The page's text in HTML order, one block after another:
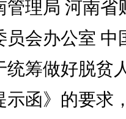
管理局 河南省
员会办公室 中
统筹做好脱贫
示函》的要求